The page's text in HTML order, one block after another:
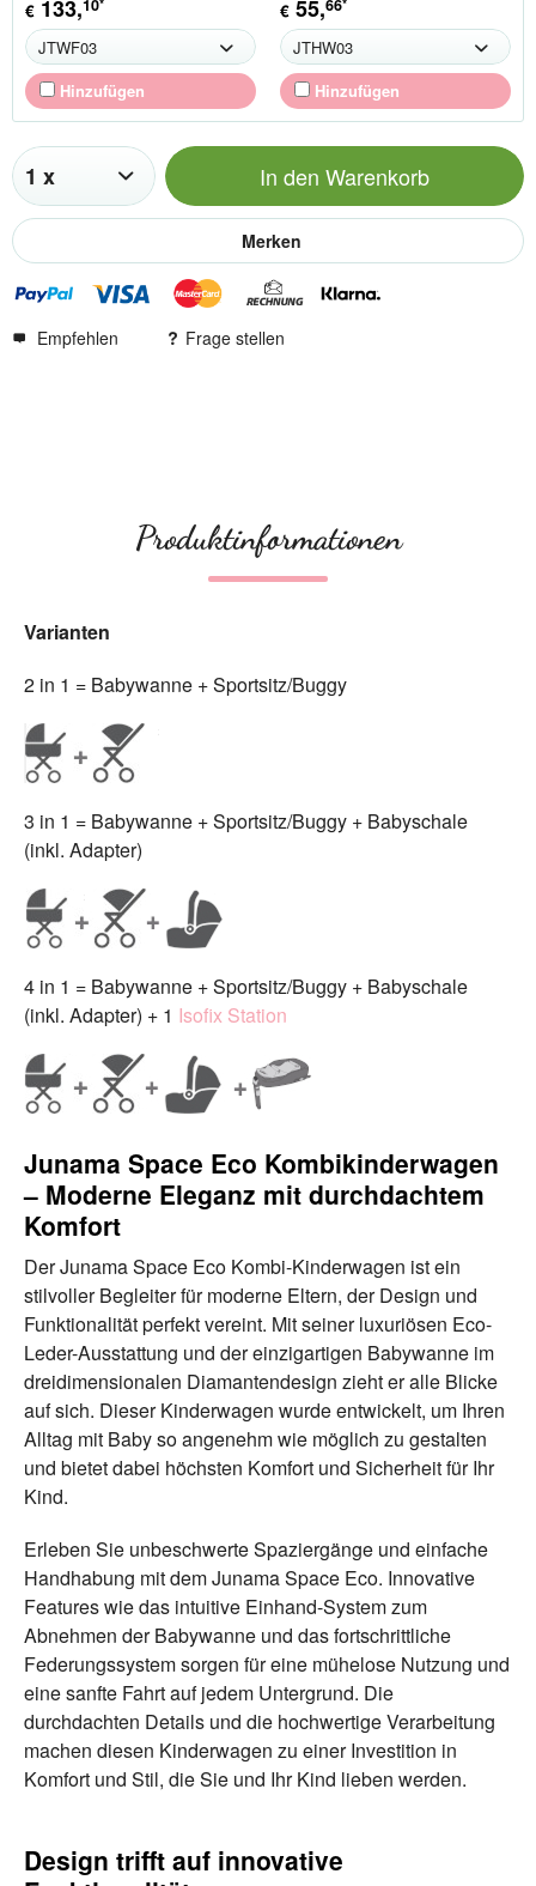
€ 133,10
Hinzufügen
€ 55,66
Hinzufügen
In den Warenkorb
Merken
Empfehlen Frage stellen
Produktinformationen
Varianten
2 in 1 = Babywanne + Sportsitz/Buggy
3 in 1 = Babywanne + Sportsitz/Buggy + Babyschale
(inkl. Adapter)
4 in 1 = Babywanne + Sportsitz/Buggy + Babyschale
(inkl. Adapter) + 1 Isofix Station
Junama Space Eco Kombikinderwagen
– Moderne Eleganz mit durchdachtem
Komfort
Der Junama Space Eco Kombi-Kinderwagen ist ein
stilvoller Begleiter für moderne Eltern, der Design und
Funktionalität perfekt vereint. Mit seiner luxuriösen Eco-
Leder-Ausstattung und der einzigartigen Babywanne im
dreidimensionalen Diamantendesign zieht er alle Blicke
auf sich. Dieser Kinderwagen wurde entwickelt, um Ihren
Alltag mit Baby so angenehm wie möglich zu gestalten
und bietet dabei höchsten Komfort und Sicherheit für Ihr
Kind.
Erleben Sie unbeschwerte Spaziergänge und einfache
Handhabung mit dem Junama Space Eco. Innovative
Features wie das intuitive Einhand-System zum
Abnehmen der Babywanne und das fortschrittliche
Federungssystem sorgen für eine mühelose Nutzung und
eine sanfte Fahrt auf jedem Untergrund. Die
durchdachten Details und die hochwertige Verarbeitung
machen diesen Kinderwagen zu einer Investition in
Komfort und Stil, die Sie und Ihr Kind lieben werden.
Design trifft auf innovative